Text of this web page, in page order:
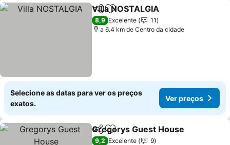
PartilharAdicionar aos favoritos
Villa ΝOSTALGΙΑ
8,9 Excelente
11
a 6.4 km de Centro da cidade
Selecione as datas para ver os preços
exatos.
Ver preços
PartilharAdicionar aos favoritos
Gregorys Guest House
9,2 Excelente
9